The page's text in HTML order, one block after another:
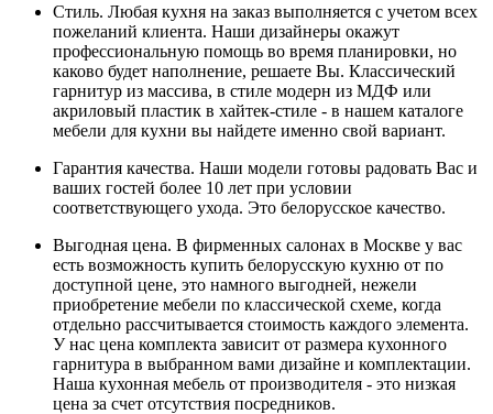
Стиль. Любая кухня на заказ выполняется с учетом всех
пожеланий клиента. Наши дизайнеры окажут
профессиональную помощь во время планировки, но
каково будет наполнение, решаете Вы. Классический
гарнитур из массива, в стиле модерн из МДФ или
акриловый пластик в хайтек-стиле - в нашем каталоге
мебели для кухни вы найдете именно свой вариант.
Гарантия качества. Наши модели готовы радовать Вас и
ваших гостей более 10 лет при условии
соответствующего ухода. Это белорусское качество.
Выгодная цена. В фирменных салонах в Москве у вас
есть возможность купить белорусскую кухню от по
доступной цене, это намного выгодней, нежели
приобретение мебели по классической схеме, когда
отдельно рассчитывается стоимость каждого элемента.
У нас цена комплекта зависит от размера кухонного
гарнитура в выбранном вами дизайне и комплектации.
Наша кухонная мебель от производителя - это низкая
цена за счет отсутствия посредников.